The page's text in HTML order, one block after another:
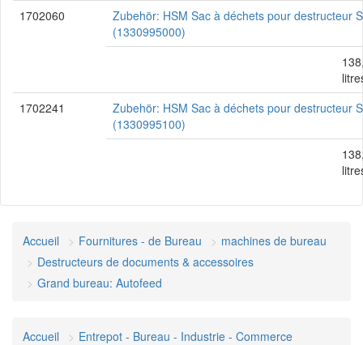
1702060
Zubehör: HSM Sac à déchets pour destructeur
(1330995000)
1702241
Zubehör: HSM Sac à déchets pour destructeur
(1330995100)
Accueil Fournitures - de Bureau
machines de bureau
Destructeurs de documents & accessoires
Grand bureau: Autofeed
Accueil
Entrepot - Bureau - Industrie - Commerce